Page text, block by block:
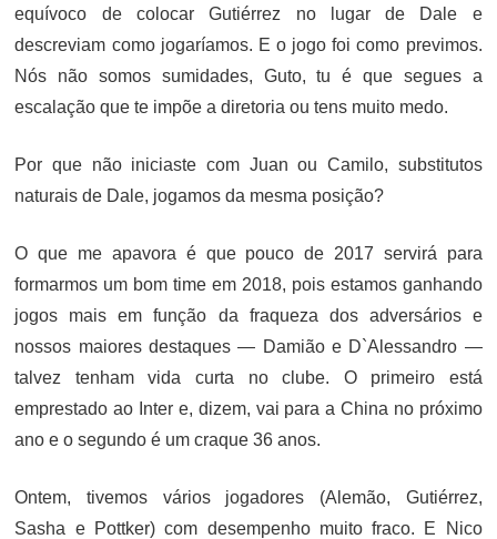
equívoco de colocar Gutiérrez no lugar de Dale e
descreviam como jogaríamos. E o jogo foi como previmos.
Nós não somos sumidades, Guto, tu é que segues a
escalação que te impõe a diretoria ou tens muito medo.
Por que não iniciaste com Juan ou Camilo, substitutos
naturais de Dale, jogamos da mesma posição?
O que me apavora é que pouco de 2017 servirá para
formarmos um bom time em 2018, pois estamos ganhando
jogos mais em função da fraqueza dos adversários e
nossos maiores destaques — Damião e D`Alessandro —
talvez tenham vida curta no clube. O primeiro está
emprestado ao Inter e, dizem, vai para a China no próximo
ano e o segundo é um craque 36 anos.
Ontem, tivemos vários jogadores (Alemão, Gutiérrez,
Sasha e Pottker) com desempenho muito fraco. E Nico